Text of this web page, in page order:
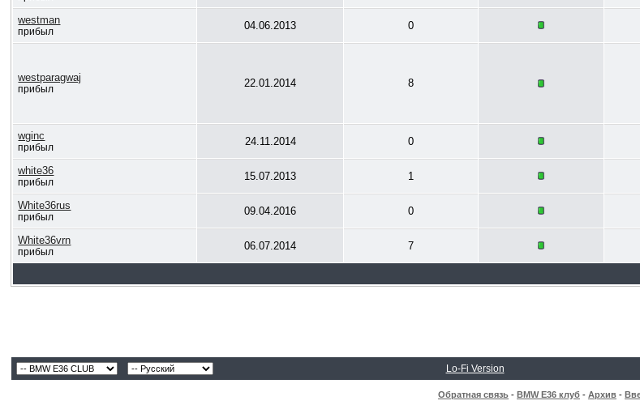
westman
прибыл 04.06.2013 0
westparagwaj
прибыл 22.01.2014 8
wginc
прибыл 24.11.2014 0
white36
прибыл 15.07.2013 1
White36rus
прибыл 09.04.2016 0
White36vrn
прибыл 06.07.2014 7
Lo-Fi Version
Обратная связь - BMW E36 клуб - Архив -